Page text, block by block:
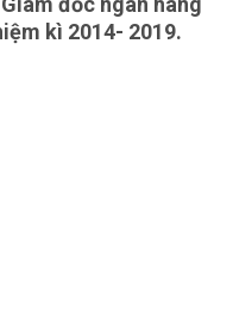
kì 2014- 2019.